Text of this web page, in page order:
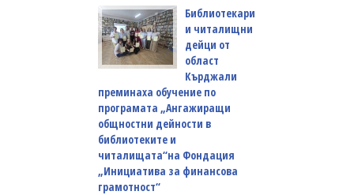
Библиотекари
и читалищни
дейци от
област
Кърджали
преминаха обучение по
програмата „Ангажиращи
общностни дейности в
библиотеките и
читалищата“на Фондация
„Инициатива за финансова
грамотност“